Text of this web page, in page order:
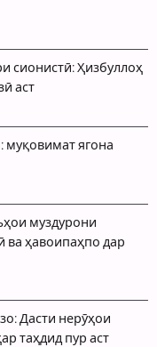
сионистӣ: Ҳизбуллоҳ
аст
ягона
муздурони
ва ҳавоипаҳпо дар
Дасти нерӯҳои
таҳдид пур аст